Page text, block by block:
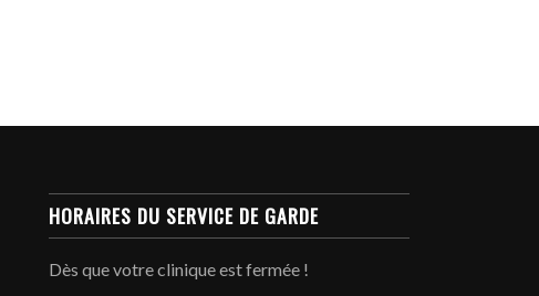
HORAIRES DU SERVICE DE GARDE
Dès que votre clinique est fermée !